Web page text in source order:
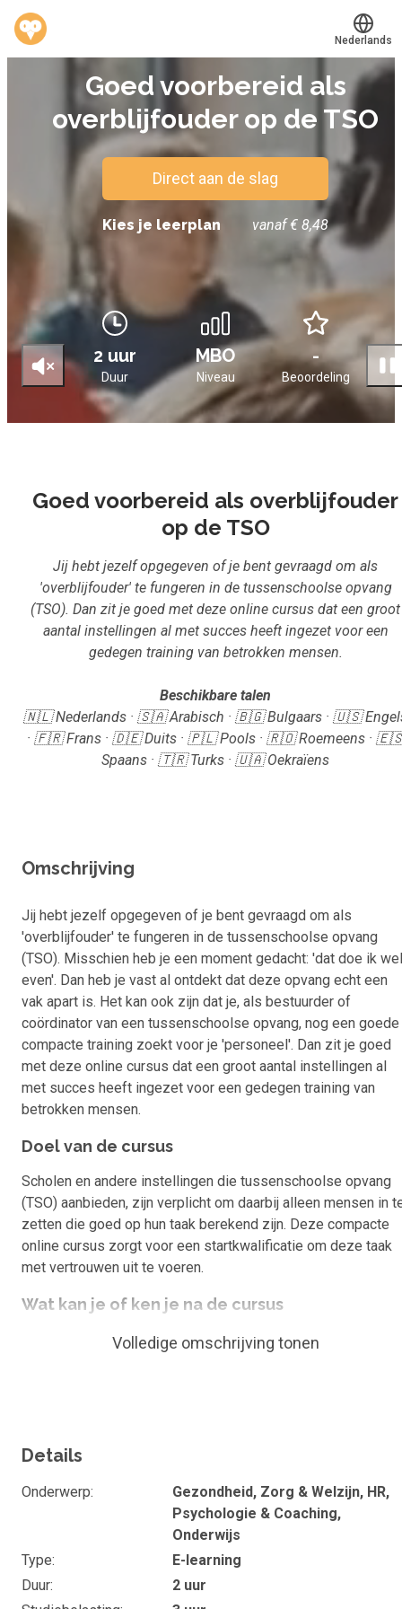
Werkvinders®
Bedrijven
Mijn leerplek
Voucher verzilveren
Account en hulp
Meer
Inloggen
Translate
Nederlands
Goed voorbereid als
overblijfouder op de TSO
Direct aan de slag
Kies je leerplan vanaf € 8,48
2 uur MBO -
Duur Niveau Beoordeling
Goed voorbereid als overblijfouder
op de TSO
Jij hebt jezelf opgegeven of je bent gevraagd om als
'overblijfouder' te fungeren in de tussenschoolse opvang
(TSO). Dan zit je goed met deze online cursus dat een groot
aantal instellingen al met succes heeft ingezet voor een
gedegen training van betrokken mensen.
Beschikbare talen
🇳🇱 Nederlands · 🇸🇦 Arabisch · 🇧🇬 Bulgaars · 🇺🇸
· 🇫🇷 Frans · 🇩🇪 Duits · 🇵🇱 Pools · 🇷🇴 Roemeens ·
Spaans · 🇹🇷 Turks · 🇺🇦 Oekraïens
Omschrijving
Jij hebt jezelf opgegeven of je bent gevraagd om als
'overblijfouder' te fungeren in de tussenschoolse opvang
(TSO). Misschien heb je een moment gedacht: 'dat doe ik wel
even'. Dan heb je vast al ontdekt dat deze opvang echt een
vak apart is. Het kan ook zijn dat je, als bestuurder of
coördinator van een tussenschoolse opvang, nog een goede
compacte training zoekt voor je 'personeel'. Dan zit je goed
met deze online cursus dat een groot aantal instellingen al
met succes heeft ingezet voor een gedegen training van
betrokken mensen.
Doel van de cursus
Scholen en andere instellingen die tussenschoolse opvang
(TSO) aanbieden, zijn verplicht om daarbij alleen mensen in
zetten die goed op hun taak berekend zijn. Deze compacte
online cursus zorgt voor een startkwalificatie om deze taak
met vertrouwen uit te voeren.
Wat kan je of ken je na de cursus
Je hebt kennis gemaakt met veiligheid en
Duur en studiebelasting
De e-learning 'Goed voorbereid als overblijfouder op de TSO'
duurt ongeveer 2 uur. Wil je het maximale rendement uit je
online training halen, gebruik dan de ondersteunende
lesmaterialen. De totale studiebelasting bedraagt 3 uur.
Doelgroep en vooropleiding
Volledige omschrijving tonen
Details
Onderwerp
Gezondheid, Zorg & Welzijn, HR,
Psychologie & Coaching,
Onderwijs
Type
E-learning
Duur
2 uur